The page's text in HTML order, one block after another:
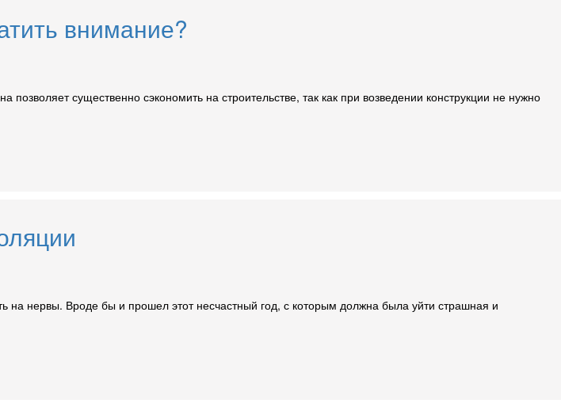
внимание?
существенно сэкономить на строительстве, так как при возведении конструкции не нужно
на нервы. Вроде бы и прошел этот несчастный год, с которым должна была уйти страшная и